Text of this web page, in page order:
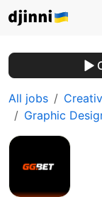
All jobs
Graphic